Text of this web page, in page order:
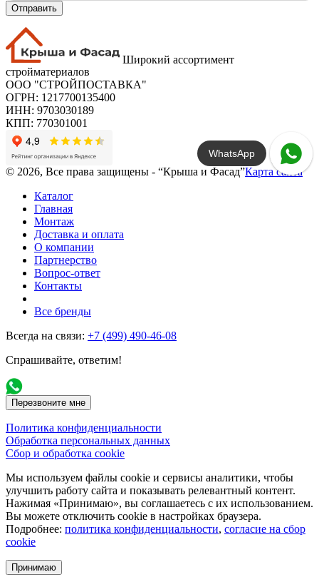
Отправить
Широкий ассортимент
стройматериалов
ООО "СТРОЙПОСТАВКА"
ОГРН: 1217700135400
ИНН: 9703030189
КПП: 770301001
© 2026, Все права защищены - “Крыша и Фасад”Карта сайта
Каталог
Главная
Монтаж
Доставка и оплата
О компании
Партнерство
Вопрос-ответ
Контакты
Все бренды
Всегда на связи: +7 (499) 490-46-08
Спрашивайте, ответим!
Перезвоните мне
Политика конфиденциальности
Обработка персональных данных
Сбор и обработка cookie
Мы используем файлы cookie и сервисы аналитики, чтобы
улучшить работу сайта и показывать релевантный контент.
Нажимая «Принимаю», вы соглашаетесь с их использованием.
Вы можете отключить cookie в настройках браузера.
Подробнее: политика конфиденциальности, согласие на сбор
cookie
Принимаю
WhatsApp